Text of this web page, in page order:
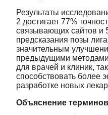
Результаты
2 достигает 77%
связывающих сайтов и
предсказания позы
значительным
предыдущими
для врачей и клиник,
способствовать более
разработке новых
Объяснение терминов